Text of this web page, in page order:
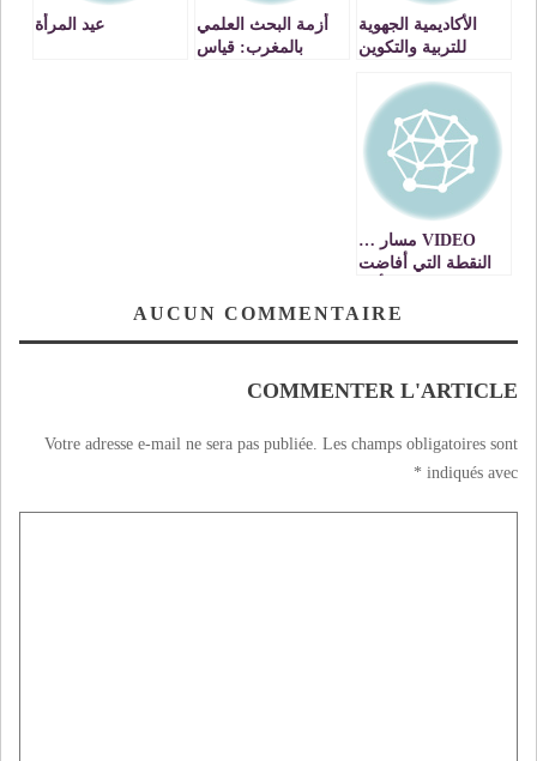
الأكاديمية الجهوية
للتربية والتكوين
القنيطرة تحقق أعلى
معدل وطني ( 19،40
من 20) حصل عليه
مترشح من المديرية
الإقليمية لسلا
أزمة البحث العلمي
بالمغرب: قياس
عيد المرأة
VIDEO مسار …
النقطة التي أفاضت
AUCUN COMMENTAIRE
COMMENTER L'ARTICLE
Votre adresse e-mail ne sera pas publiée. Les champs obligatoires sont
indiqués avec
*